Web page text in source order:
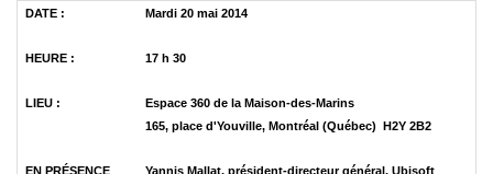
DATE : Mardi 20 mai 2014
HEURE : 17 h 30
LIEU :
Espace 360 de la Maison-des-Marins
165, place d'Youville, Montréal (Québec) H2Y 2B2
EN PRÉSENCE
Yannis Mallat, président-directeur général, Ubisoft